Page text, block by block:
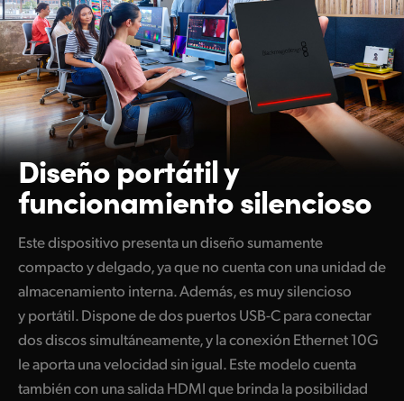
Diseño portátily
funcionamiento silencioso
Este dispositivo presenta un diseño sumamente
compacto y delgado, ya que no cuenta con una unidad de
almacenamiento interna. Además, es muy silencioso
y portátil. Dispone de dos puertos USB-C para conectar
dos discos simultáneamente, y la conexión Ethernet 10G
le aporta una velocidad sin igual. Este modelo cuenta
también con una salida HDMI que brinda la posibilidad